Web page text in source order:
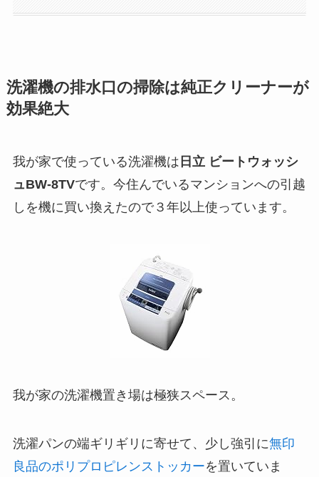
洗濯機の排水口の掃除は純正クリーナーが
効果絶大
我が家で使っている洗濯機は 日立 ビートウォッシ
ュBW-8TVです。今住んでいるマンションへの引越
しを機に買い換えたので３年以上使っています。
我が家の洗濯機置き場は極狭スペース。
洗濯パンの端ギリギリに寄せて、少し強引に無印
良品のポリプロピレンストッカーを置いていま